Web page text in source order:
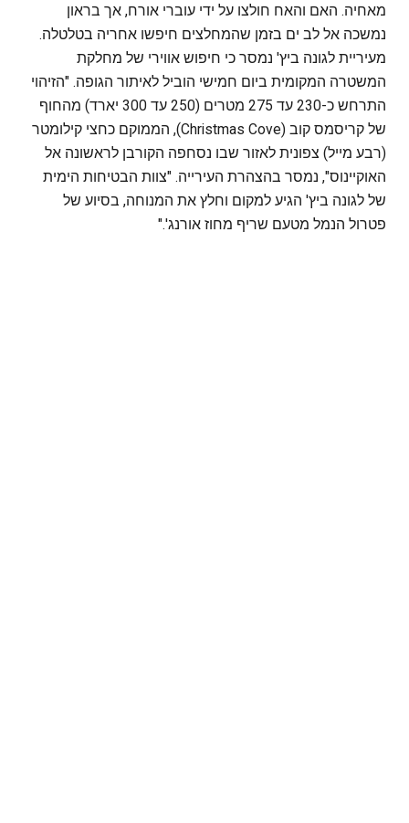
מאחיה. האם והאח חולצו על ידי עוברי אורח, אך בראון
נמשכה אל לב ים בזמן שהמחלצים חיפשו אחריה בטלטלה.
מעיריית לגונה ביץ' נמסר כי חיפוש אווירי של מחלקת
המשטרה המקומית ביום חמישי הוביל לאיתור הגופה. "הזיהוי
התרחש כ-230 עד 275 מטרים (250 עד 300 יארד) מהחוף
של קריסמס קוב (Christmas Cove), הממוקם כחצי קילומטר
(רבע מייל) צפונית לאזור שבו נסחפה הקורבן לראשונה אל
האוקיינוס", נמסר בהצהרת העירייה. "צוות הבטיחות הימית
של לגונה ביץ' הגיע למקום וחלץ את המנוחה, בסיוע של
פטרול הנמל מטעם שריף מחוז אורנג'."